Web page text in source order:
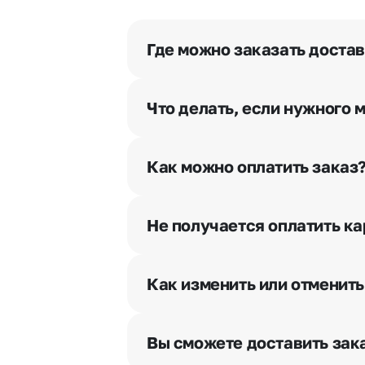
Где можно заказать
Что делать, если нужного
Как можно оплатить
Наличными.
Банковскими картами Visa,
Через Yandex Pay, UnionPay,
Не получается оплатить
Как изменить или
Вы сможете доставить